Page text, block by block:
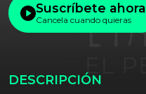
Suscríbete ahora
Cancela cuando quieras
DESCRIPCIÓN